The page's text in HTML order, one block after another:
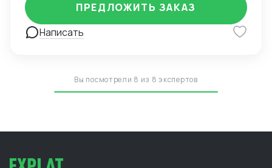
Написать
ПРЕДЛОЖИТЬ ЗАКАЗ
Вы посмотрели 8 из 8 экспертов